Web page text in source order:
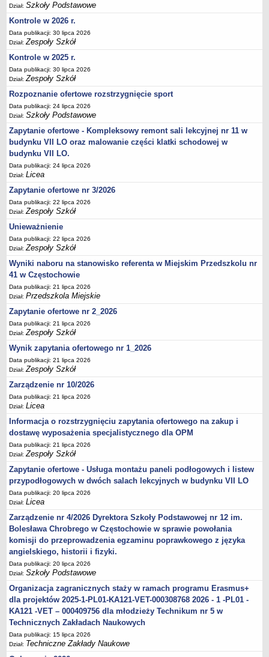
Rejestry, ewidencje, archiwa
Kontrole
PONOWNE WYKORZYSTYWANIE
Sprawozdania
Deklaracja dostępności
DEKLARACJA DOSTĘPNOŚCI
OŚWIADCZENIA MAJĄTKOWE
PONOWNE WYKORZYSTYWANIE
UDOSTĘPNIANIE INFORMACJI PUBLICZNEJ
OCHRONA DANYCH OSOBOWYCH
Dział:Szkoły Podstawowe
Kontrole w 2026 r.
Data publikacji: 30 lipca 2026
Dział:Zespoły Szkół
Kontrole w 2025 r.
Data publikacji: 30 lipca 2026
Dział:Zespoły Szkół
Rozpoznanie ofertowe rozstrzygnięcie sport
Data publikacji: 24 lipca 2026
Dział:Szkoły Podstawowe
Zapytanie ofertowe - Kompleksowy remont sali lekcyjnej nr 11 w
budynku VII LO oraz malowanie części klatki schodowej w
budynku VII LO.
Data publikacji: 24 lipca 2026
Dział:Licea
Zapytanie ofertowe nr 3/2026
Data publikacji: 22 lipca 2026
Dział:Zespoły Szkół
Unieważnienie
Data publikacji: 22 lipca 2026
Dział:Zespoły Szkół
Wyniki naboru na stanowisko referenta w Miejskim Przedszkolu nr
41 w Częstochowie
Data publikacji: 21 lipca 2026
Dział:Przedszkola Miejskie
Zapytanie ofertowe nr 2_2026
Data publikacji: 21 lipca 2026
Dział:Zespoły Szkół
Wynik zapytania ofertowego nr 1_2026
Data publikacji: 21 lipca 2026
Dział:Zespoły Szkół
Zarządzenie nr 10/2026
Data publikacji: 21 lipca 2026
Dział:Licea
Informacja o rozstrzygnięciu zapytania ofertowego na zakup i
dostawę wyposażenia specjalistycznego dla OPM
Data publikacji: 21 lipca 2026
Dział:Zespoły Szkół
Zapytanie ofertowe - Usługa montażu paneli podłogowych i listew
przypodłogowych w dwóch salach lekcyjnych w budynku VII LO
Data publikacji: 20 lipca 2026
Dział:Licea
Zarządzenie nr 4/2026 Dyrektora Szkoły Podstawowej nr 12 im.
Bolesława Chrobrego w Częstochowie w sprawie powołania
komisji do przeprowadzenia egzaminu poprawkowego z języka
angielskiego, historii i fizyki.
Data publikacji: 20 lipca 2026
Dział:Szkoły Podstawowe
Organizacja zagranicznych staży w ramach programu Erasmus+
dla projektów 2025-1-PL01-KA121-VET-000308768 2026 - 1 -PL01 -
KA121 -VET – 000409756 dla młodzieży Technikum nr 5 w
Technicznych Zakładach Naukowych
Data publikacji: 15 lipca 2026
Dział: Techniczne Zakłady Naukowe